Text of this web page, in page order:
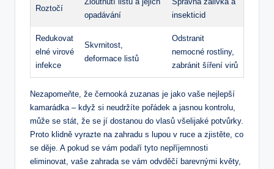
Roztočí
opadávání
insekticid
Redukovat
elné virové
infekce
Skvrnitost,
deformace listů
Odstranit
nemocné rostliny,
zabránit šíření virů
Nezapomeňte, že černooká zuzanas je jako vaše nejlepší
kamarádka – když si neudržíte pořádek a jasnou kontrolu,
může se stát, že se jí dostanou do vlasů všelijaké potvůrky.
Proto klidně vyrazte na zahradu s lupou v ruce a zjistěte, co
se děje. A pokud se vám podaří tyto nepříjemnosti
eliminovat, vaše zahrada se vám odvděčí barevnými květy,